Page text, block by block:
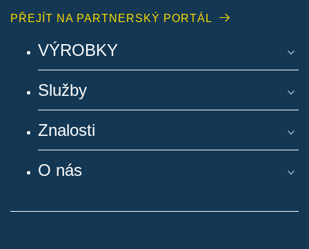
PŘEJÍT NA PARTNERSKÝ PORTÁL
VÝROBKY
Služby
Znalosti
O nás